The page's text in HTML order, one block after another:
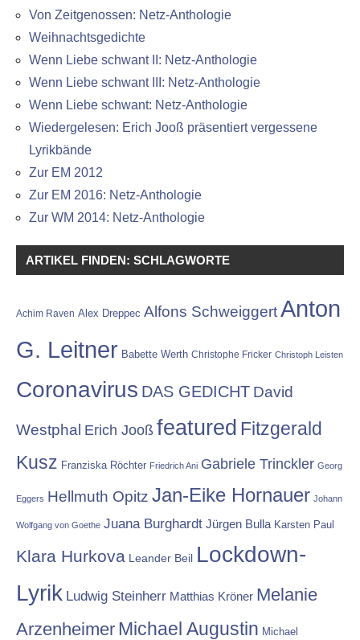
Von Zeitgenossen: Netz-Anthologie
Weihnachtsgedichte
Wenn Liebe schwant II: Netz-Anthologie
Wenn Liebe schwant III: Netz-Anthologie
Wenn Liebe schwant: Netz-Anthologie
Wiedergelesen: Erich Jooß präsentiert vergessene
Lyrikbände
Zur EM 2012
Zur EM 2016: Netz-Anthologie
Zur WM 2014: Netz-Anthologie
ARTIKEL FINDEN: SCHLAGWORTE
Achim Raven Alex Dreppec Alfons SchweiggertAnton
G. Leitner Babette Werth Christophe Fricker Christoph Leisten
Coronavirus DAS GEDICHT David
Westphal Erich Jooß featured Fitzgerald
Kusz Franziska Röchter Friedrich Ani Gabriele Trinckler Georg
Eggers Hellmuth Opitz Jan-Eike Hornauer Johann
Wolfgang von Goethe Juana Burghardt Jürgen Bulla Karsten Paul
Klara Hurkova Leander Beil Lockdown-
Lyrik Ludwig Steinherr Matthias Kröner Melanie
Arzenheimer Michael Augustin Michael